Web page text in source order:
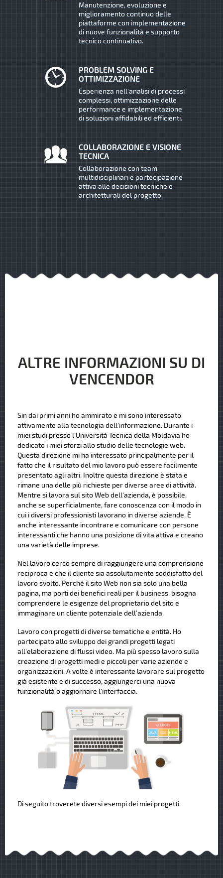
Manutenzione, evoluzione e
miglioramento continuo delle
piattaforme con implementazione
di nuove funzionalità e supporto
tecnico continuativo.
PROBLEM SOLVING E
OTTIMIZZAZIONE
Esperienza nell’analisi di processi
complessi, ottimizzazione delle
performance e implementazione
di soluzioni affidabili ed efficienti.
COLLABORAZIONE E VISIONE
TECNICA
Collaborazione con team
multidisciplinari e partecipazione
attiva alle decisioni tecniche e
architetturali del progetto.
ALTRE INFORMAZIONI SU DI
VENCENDOR
Sin dai primi anni ho ammirato e mi sono interessato
attivamente alla tecnologia dell'informazione. Durante i
miei studi presso l'Università Tecnica della Moldavia ho
dedicato i miei sforzi allo studio delle tecnologie web.
Questa direzione mi ha interessato principalmente per il
fatto che il risultato del mio lavoro può essere facilmente
presentato agli altri. Inoltre questa direzione è stata e
rimane una delle più richieste per diverse aree di attività.
Mentre si lavora sul sito Web dell'azienda, è possibile,
anche se superficialmente, fare conoscenza con il modo in
cui i diversi professionisti lavorano in diverse aziende. È
anche interessante incontrare e comunicare con persone
interessanti che hanno una posizione di vita attiva e creano
una varietà delle imprese.
Nel lavoro cerco sempre di raggiungere una comprensione
reciproca e che il cliente sia assolutamente soddisfatto del
lavoro svolto. Perché il sito Web non sia solo una bella
pagina, ma porti dei benefici reali per il business, bisogna
comprendere le esigenze del proprietario del sito e
immaginare un cliente potenziale dell’azienda.
Lavoro con progetti di diverse tematiche e entità. Ho
partecipato allo sviluppo dei grandi progetti legati
all'elaborazione di flussi video. Ma più spesso lavoro sulla
creazione di progetti medi e piccoli per varie aziende e
organizzazioni. A volte è interessante lavorare sul progetto
già esistente e di successo, aggiungerci una nuova
funzionalità o aggiornare l'interfaccia.
Di seguito troverete diversi esempi dei miei progetti.